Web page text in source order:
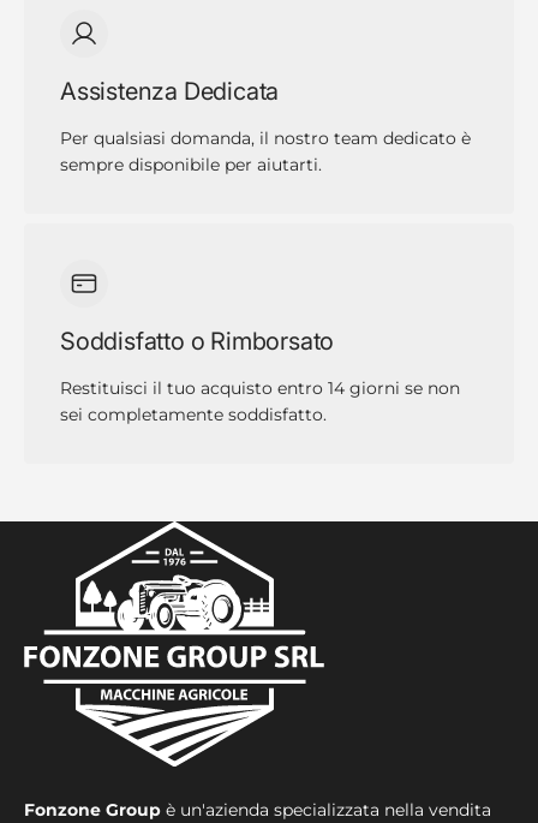
Assistenza Dedicata
Per qualsiasi domanda, il nostro team dedicato è
sempre disponibile per aiutarti.
Soddisfatto o Rimborsato
Restituisci il tuo acquisto entro 14 giorni se non
sei completamente soddisfatto.
Fonzone Group è un'azienda specializzata nella vendita